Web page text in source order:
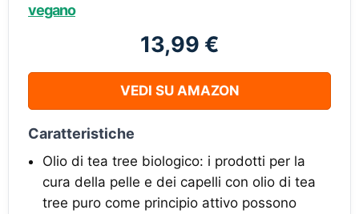
vegano
13,99 €
VEDI SU AMAZON
Caratteristiche
Olio di tea tree biologico: i prodotti per la
cura della pelle e dei capelli con olio di tea
tree puro come principio attivo possono